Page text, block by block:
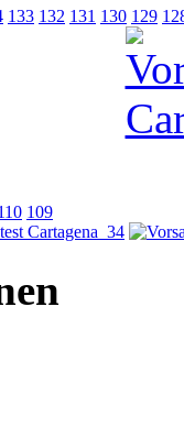
133 132 131 130 129
109